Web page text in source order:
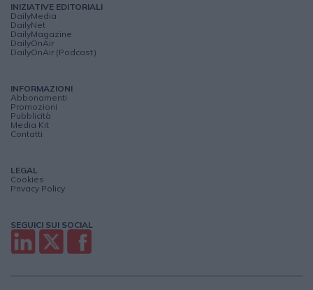
INIZIATIVE EDITORIALI
DailyMedia
DailyNet
DailyMagazine
DailyOnAir
DailyOnAir (Podcast)
INFORMAZIONI
Abbonamenti
Promozioni
Pubblicità
Media Kit
Contatti
LEGAL
Cookies
Privacy Policy
SEGUICI SUI SOCIAL